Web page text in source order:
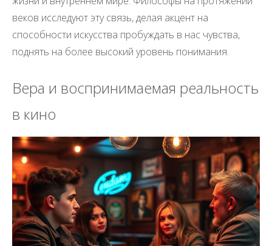
веков исследуют эту связь, делая акцент на
способности искусства пробуждать в нас чувства,
поднять на более высокий уровень понимания.
Вера и воспринимаемая реальность
в кино